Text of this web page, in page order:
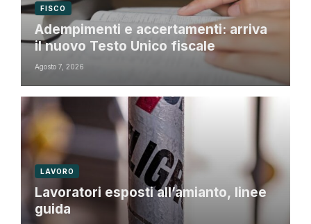
FISCO
Adempimenti e accertamenti: arriva
il nuovo Testo Unico fiscale
Agosto 7, 2026
LAVORO
Lavoratori esposti all’amianto, linee
guida